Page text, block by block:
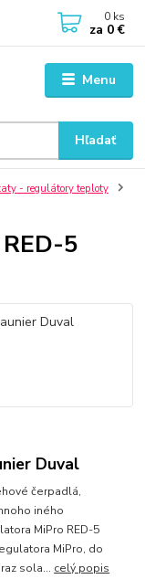
Menu
Hľadať
0 ks
za 0 €
- regulátory teploty
5
Duval
čerpadlá,
iného
MiPro RED-5
MiPro, do
sola... celý popis